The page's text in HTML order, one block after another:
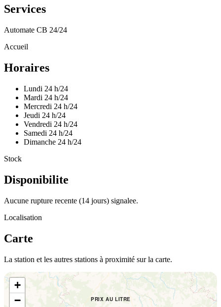
Services
Automate CB 24/24
Accueil
Horaires
Lundi 24 h/24
Mardi 24 h/24
Mercredi 24 h/24
Jeudi 24 h/24
Vendredi 24 h/24
Samedi 24 h/24
Dimanche 24 h/24
Stock
Disponibilite
Aucune rupture recente (14 jours) signalee.
Localisation
Carte
La station et les autres stations à proximité sur la carte.
PRIX AU LITRE
+
−